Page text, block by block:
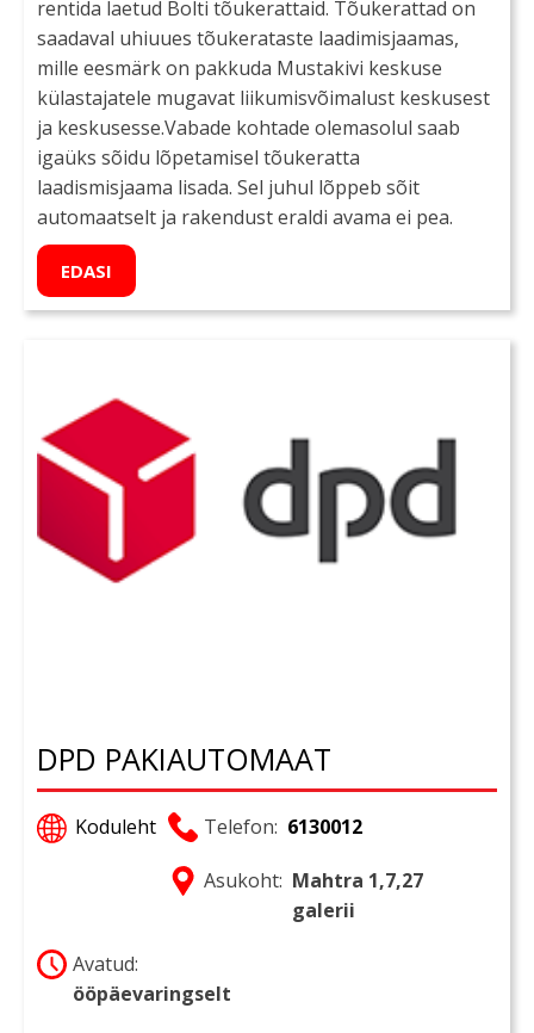
rentida laetud Bolti tõukerattaid. Tõukerattad on
saadaval uhiuues tõukerataste laadimisjaamas,
mille eesmärk on pakkuda Mustakivi keskuse
külastajatele mugavat liikumisvõimalust keskusest
ja keskusesse.Vabade kohtade olemasolul saab
igaüks sõidu lõpetamisel tõukeratta
laadismisjaama lisada. Sel juhul lõppeb sõit
automaatselt ja rakendust eraldi avama ei pea.
EDASI
DPD PAKIAUTOMAAT
Koduleht Telefon: 6130012
Asukoht: Mahtra 1,7,27
galerii
Avatud:
ööpäevaringselt